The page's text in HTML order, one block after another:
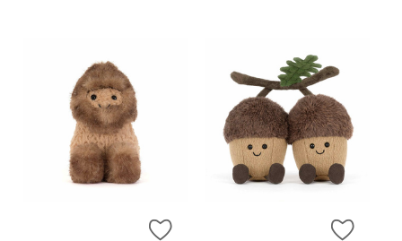
ZUR WUNSCHLISTE HINZUFÜGEN
ZUR